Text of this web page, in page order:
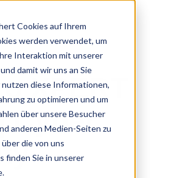
Cookies auf Ihrem
werden verwendet, um
Interaktion mit unserer
damit wir uns an Sie
diese Informationen,
zu optimieren und um
über unsere Besucher
anderen Medien-Seiten zu
die von uns
finden Sie in unserer
XPERT
Cyber